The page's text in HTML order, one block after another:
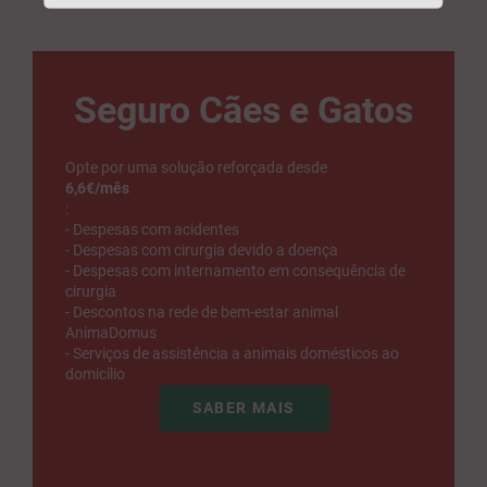
Seguro Cães e Gatos
Opte por uma solução reforçada desde
6,6€/mês
:
- Despesas com acidentes
- Despesas com cirurgia devido a doença
- Despesas com internamento em consequência de
cirurgia
- Descontos na rede de bem-estar animal
AnimaDomus
- Serviços de assistência a animais domésticos ao
domicílio
SABER MAIS